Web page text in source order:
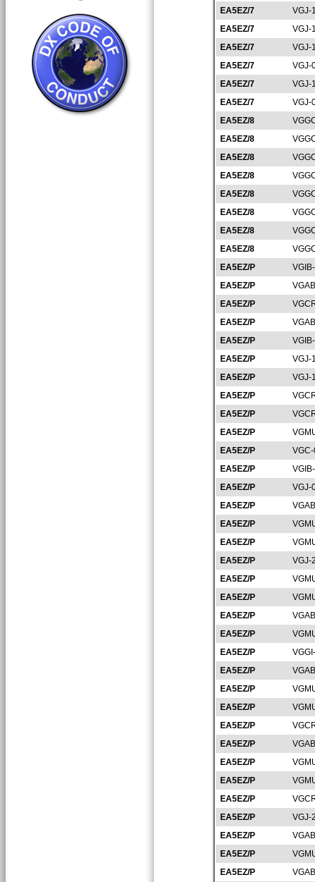
EA5EZ/7
VGJ-
EA5EZ/7
VGJ-
EA5EZ/7
VGJ-
EA5EZ/7
VGJ-
EA5EZ/7
VGJ-
EA5EZ/7
VGJ-
EA5EZ/8
EA5EZ/8
EA5EZ/8
EA5EZ/8
EA5EZ/8
EA5EZ/8
EA5EZ/8
EA5EZ/8
EA5EZ/P
EA5EZ/P
EA5EZ/P
EA5EZ/P
EA5EZ/P
EA5EZ/P
VGJ-
EA5EZ/P
VGJ-
EA5EZ/P
EA5EZ/P
EA5EZ/P
EA5EZ/P
EA5EZ/P
EA5EZ/P
VGJ-
EA5EZ/P
EA5EZ/P
EA5EZ/P
EA5EZ/P
VGJ-
EA5EZ/P
EA5EZ/P
EA5EZ/P
EA5EZ/P
EA5EZ/P
EA5EZ/P
EA5EZ/P
EA5EZ/P
EA5EZ/P
EA5EZ/P
EA5EZ/P
EA5EZ/P
EA5EZ/P
EA5EZ/P
VGJ-
EA5EZ/P
EA5EZ/P
EA5EZ/P